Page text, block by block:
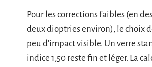
Pour les corrections faibles (en
deux dioptries environ), le choix
peu d’impact visible. Un verre
indice 1,50 reste fin et léger. La